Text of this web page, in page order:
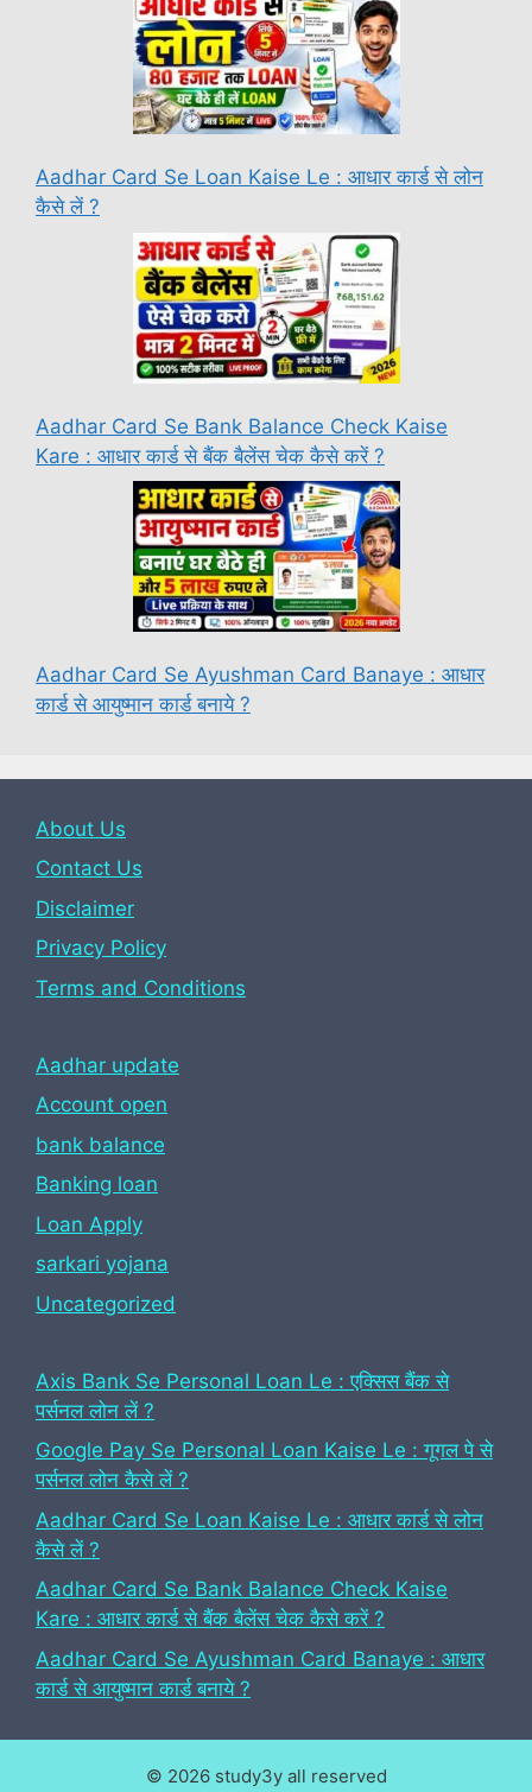
Aadhar Card Se Loan Kaise Le : आधार कार्ड से लोन
कैसे लें ?
Aadhar Card Se Bank Balance Check Kaise
Kare : आधार कार्ड से बैंक बैलेंस चेक कैसे करें ?
Aadhar Card Se Ayushman Card Banaye : आधार
कार्ड से आयुष्मान कार्ड बनाये ?
About Us
Contact Us
Disclaimer
Privacy Policy
Terms and Conditions
Aadhar update
Account open
bank balance
Banking loan
Loan Apply
sarkari yojana
Uncategorized
Axis Bank Se Personal Loan Le : एक्सिस बैंक से
पर्सनल लोन लें ?
Google Pay Se Personal Loan Kaise Le : गूगल पे से
पर्सनल लोन कैसे लें ?
Aadhar Card Se Loan Kaise Le : आधार कार्ड से लोन
कैसे लें ?
Aadhar Card Se Bank Balance Check Kaise
Kare : आधार कार्ड से बैंक बैलेंस चेक कैसे करें ?
Aadhar Card Se Ayushman Card Banaye : आधार
कार्ड से आयुष्मान कार्ड बनाये ?
© 2026 study3y all reserved